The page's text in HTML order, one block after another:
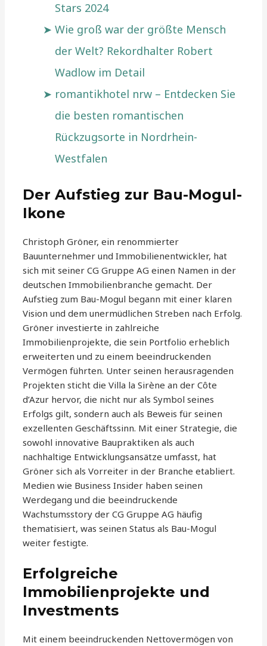
Stars 2024
Wie groß war der größte Mensch
der Welt? Rekordhalter Robert
Wadlow im Detail
romantikhotel nrw – Entdecken Sie
die besten romantischen
Rückzugsorte in Nordrhein-
Westfalen
Der Aufstieg zur Bau-Mogul-
Ikone
Christoph Gröner, ein renommierter
Bauunternehmer und Immobilienentwickler, hat
sich mit seiner CG Gruppe AG einen Namen in der
deutschen Immobilienbranche gemacht. Der
Aufstieg zum Bau-Mogul begann mit einer klaren
Vision und dem unermüdlichen Streben nach Erfolg.
Gröner investierte in zahlreiche
Immobilienprojekte, die sein Portfolio erheblich
erweiterten und zu einem beeindruckenden
Vermögen führten. Unter seinen herausragenden
Projekten sticht die Villa la Sirène an der Côte
d’Azur hervor, die nicht nur als Symbol seines
Erfolgs gilt, sondern auch als Beweis für seinen
exzellenten Geschäftssinn. Mit einer Strategie, die
sowohl innovative Baupraktiken als auch
nachhaltige Entwicklungsansätze umfasst, hat
Gröner sich als Vorreiter in der Branche etabliert.
Medien wie Business Insider haben seinen
Werdegang und die beeindruckende
Wachstumsstory der CG Gruppe AG häufig
thematisiert, was seinen Status als Bau-Mogul
weiter festigte.
Erfolgreiche
Immobilienprojekte und
Investments
Mit einem beeindruckenden Nettovermögen von